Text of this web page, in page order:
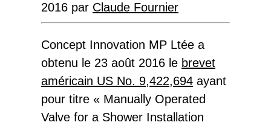
2016 par Claude Fournier
Concept Innovation MP Ltée a
obtenu le 23 août 2016 le brevet
américain US No. 9,422,694 ayant
pour titre « Manually Operated
Valve for a Shower Installation